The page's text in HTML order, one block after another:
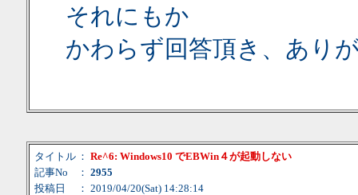
それにもか
かわらず回答頂き、あり
タイトル ： Re^6: Windows10 でEBWin４が起動しない
記事No
： 2955
投稿日
： 2019/04/20(Sat) 14:28:14